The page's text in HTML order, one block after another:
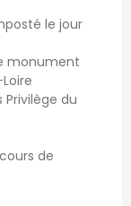
le jour
monument
du
de